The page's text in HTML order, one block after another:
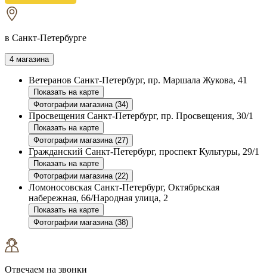
в Санкт-Петербурге
4 магазина
Ветеранов Санкт-Петербург, пр. Маршала Жукова, 41
Показать на карте
Фотографии магазина (34)
Просвещения Санкт-Петербург, пр. Просвещения, 30/1
Показать на карте
Фотографии магазина (27)
Гражданский Санкт-Петербург, проспект Культуры, 29/1
Показать на карте
Фотографии магазина (22)
Ломоносовская Санкт-Петербург, Октябрьская
набережная, 66/Народная улица, 2
Показать на карте
Фотографии магазина (38)
Отвечаем на звонки